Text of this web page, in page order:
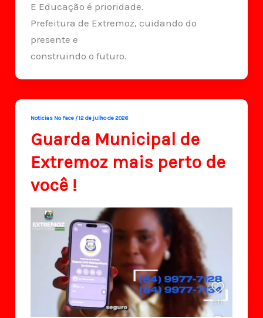
E Educação é prioridade.
Prefeitura de Extremoz, cuidando do
presente e
construindo o futuro.
Noticias No Face /12 de julho de 2026
Guarda Municipal de
Extremoz mais perto de
você !